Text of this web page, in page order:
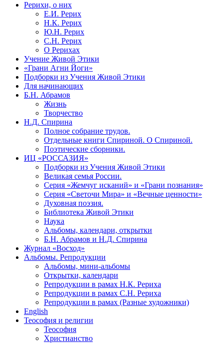
Рерихи, о них
Е.И. Рерих
Н.К. Рерих
Ю.Н. Рерих
С.Н. Рерих
О Рерихах
Учение Живой Этики
«Грани Агни Йоги»
Подборки из Учения Живой Этики
Для начинающих
Б.Н. Абрамов
Жизнь
Творчество
Н.Д. Спирина
Полное собрание трудов.
Отдельные книги Спириной. О Спириной.
Поэтические сборники.
ИЦ «РОССАЗИЯ»
Подборки из Учения Живой Этики
Великая семья России.
Серия «Жемчуг исканий» и «Грани познания»
Серия «Светочи Мира» и «Вечные ценности»
Духовная поэзия.
Библиотека Живой Этики
Наука
Альбомы, календари, открытки
Б.Н. Абрамов и Н.Д. Спирина
Журнал «Восход»
Альбомы. Репродукции
Альбомы, мини-альбомы
Открытки, календари
Репродукции в рамах Н.К. Рериха
Репродукции в рамах С.Н. Рериха
Репродукции в рамах (Разные художники)
English
Теософия и религии
Теософия
Христианство